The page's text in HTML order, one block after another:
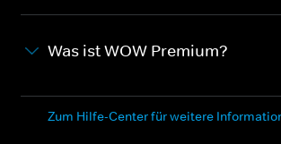
Was ist WOW Premium?
Zum Hilfe-Center für weitere